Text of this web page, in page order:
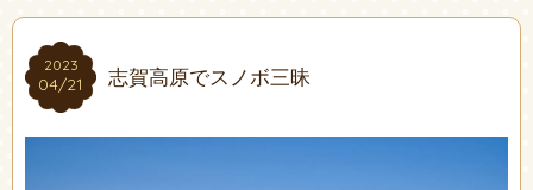
2023
04/21
2023
04/21 志賀高原でスノボ三昧